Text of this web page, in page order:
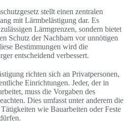
stellt einen zentralen
mit Lärmbelästigung dar. Es
Lärmgrenzen, sondern bietet
Schutz der Nachbarn vor unnötigen
Bestimmungen wird die
entscheidend verbessert.
richten sich an Privatpersonen,
Einrichtungen. Jeder, der in
muss die Vorgaben des
Dies umfasst unter anderem die
wie Bauarbeiten oder Feste